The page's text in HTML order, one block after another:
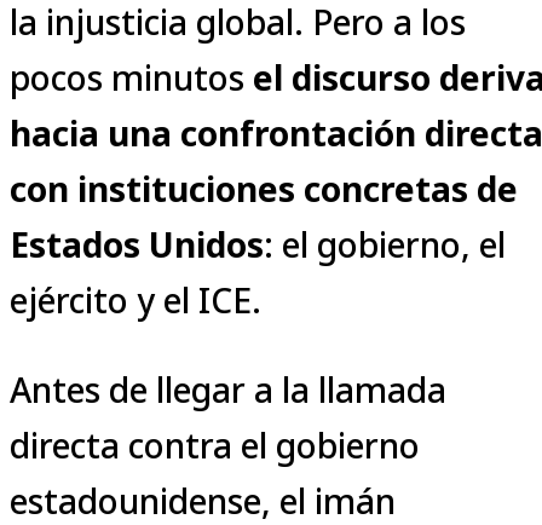
la injusticia global. Pero a los
pocos minutos el discurso
hacia una confrontación directa
con instituciones concretas de
Estados Unidos: el gobierno, el
ejército y el ICE.
Antes de llegar a la llamada
directa contra el gobierno
estadounidense, el imán